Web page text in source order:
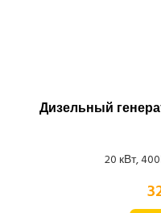
Дизельный
20 кВт,